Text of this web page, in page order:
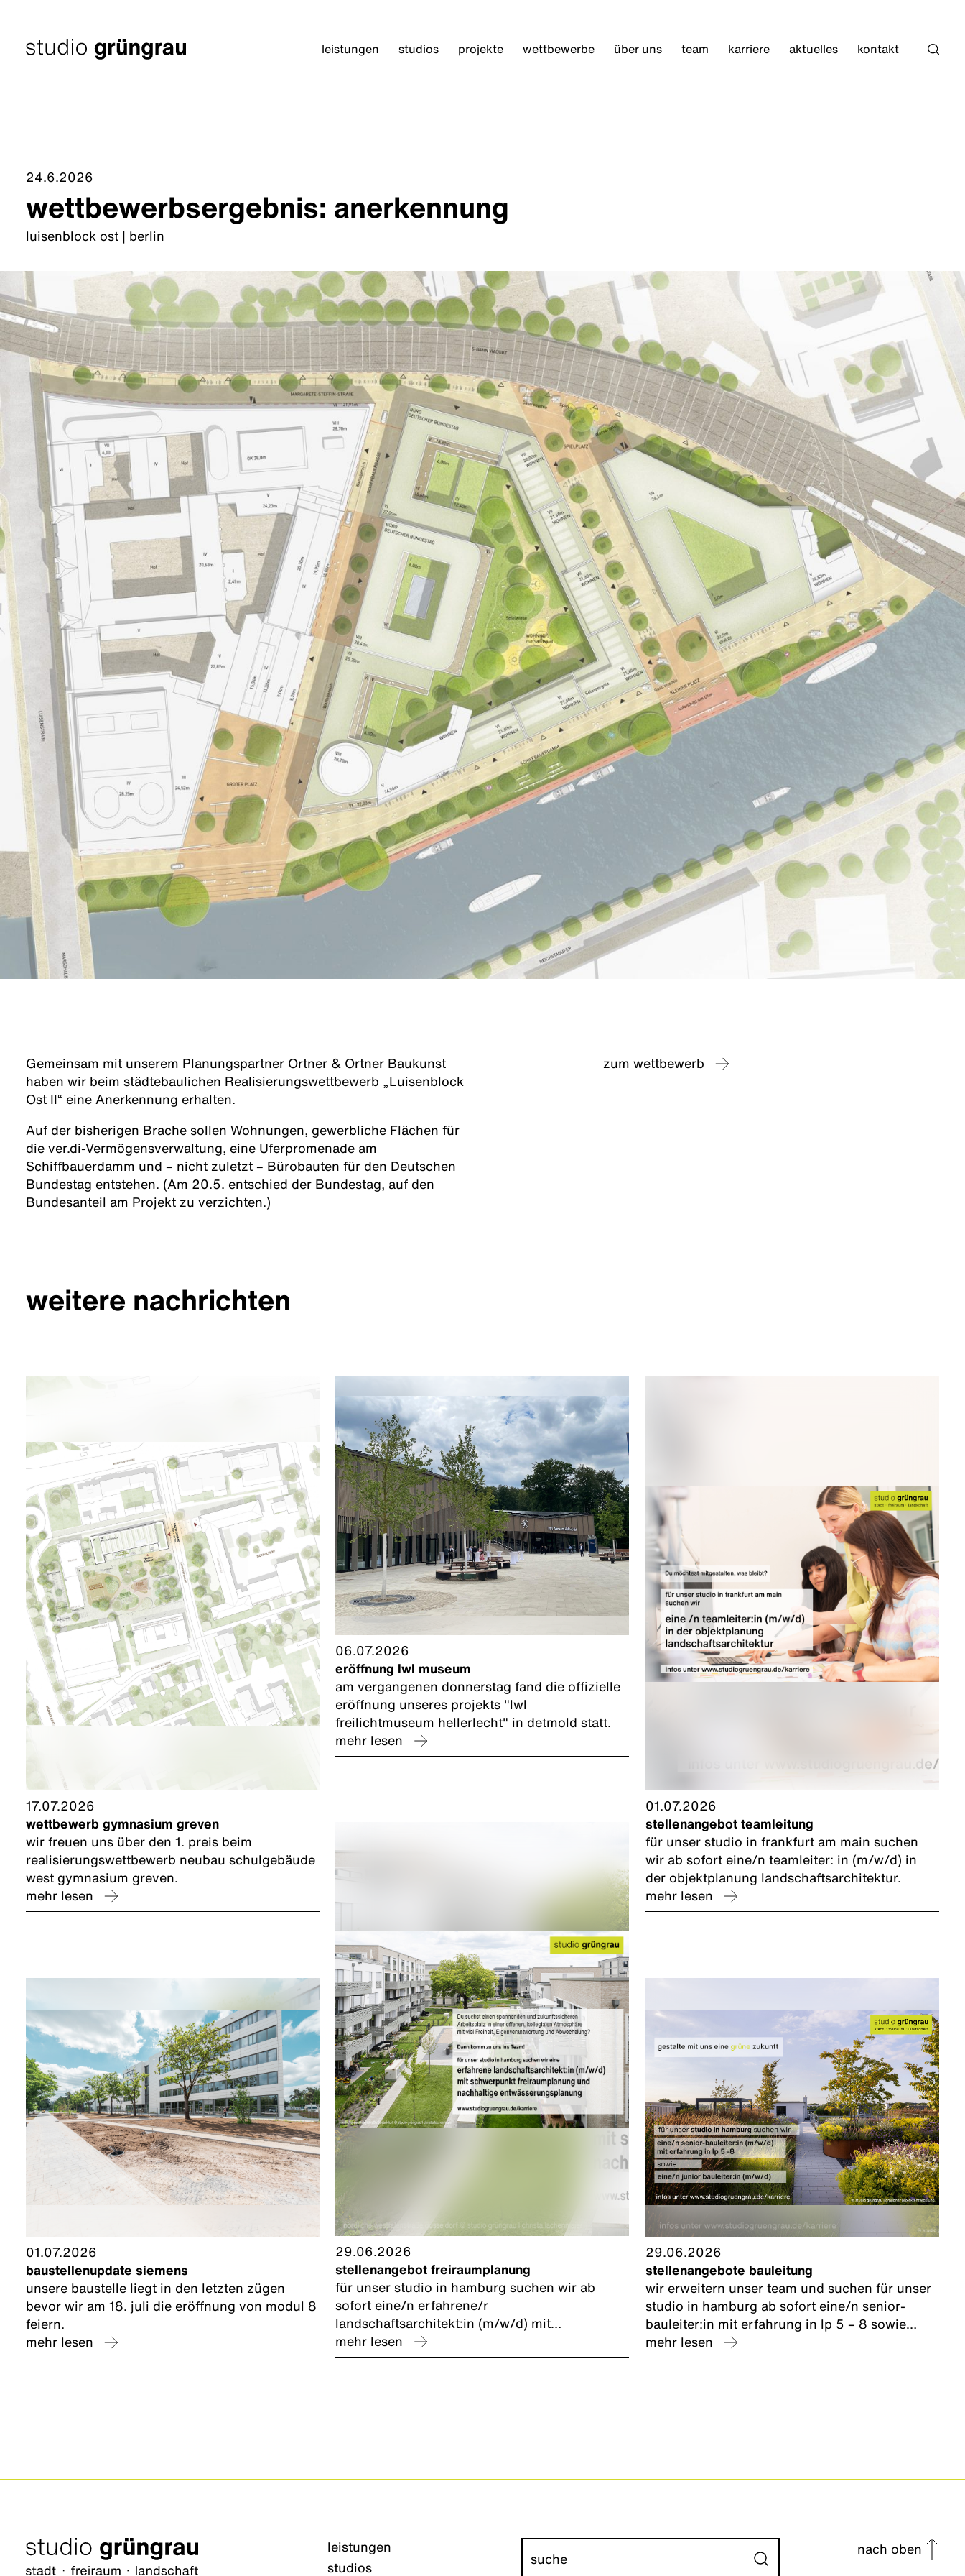
springenStartseite leistungen studios projekte wettbewerbe über uns team karriere aktuelles kontakt
24.6.2026
wettbewerbsergebnis: anerkennung
luisenblock ost | berlin
Gemeinsam mit unserem Planungspartner Ortner & Ortner Baukunst
haben wir beim städtebaulichen Realisierungswettbewerb „Luisenblock
Ost II“ eine Anerkennung erhalten.
Auf der bisherigen Brache sollen Wohnungen, gewerbliche Flächen für
die ver.di-Vermögensverwaltung, eine Uferpromenade am
Schiffbauerdamm und – nicht zuletzt – Bürobauten für den Deutschen
Bundestag entstehen. (Am 20.5. entschied der Bundestag, auf den
Bundesanteil am Projekt zu verzichten.)
zum wettbewerb
weitere nachrichten
17.07.2026
wettbewerb gymnasium greven
wir freuen uns über den 1. preis beim
realisierungswettbewerb neubau schulgebäude
west gymnasium greven.
mehr lesen
06.07.2026
eröffnung lwl museum
am vergangenen donnerstag fand die offizielle
eröffnung unseres projekts "lwl
freilichtmuseum hellerlecht" in detmold statt.
mehr lesen
01.07.2026
stellenangebot teamleitung
für unser studio in frankfurt am main suchen
wir ab sofort eine/n teamleiter: in (m/w/d) in
der objektplanung landschaftsarchitektur.
mehr lesen
01.07.2026
baustellenupdate siemens
unsere baustelle liegt in den letzten zügen
bevor wir am 18. juli die eröffnung von modul 8
feiern.
mehr lesen
29.06.2026
stellenangebot freiraumplanung
für unser studio in hamburg suchen wir ab
sofort eine/n erfahrene/r
landschaftsarchitekt:in (m/w/d) mit
schwerpunkt freiraumplanung und nachhaltige
entwässerungsplanung zur förderung
mehr lesen
29.06.2026
stellenangebote bauleitung
wir erweitern unser team und suchen für unser
studio in hamburg ab sofort eine/n senior-
bauleiter:in mit erfahrung in lp 5 – 8 sowie
eine/n junior-bauleiter:in mit erster
berufserfahrung.
mehr lesen
leistungen
studios
Absenden
nach oben